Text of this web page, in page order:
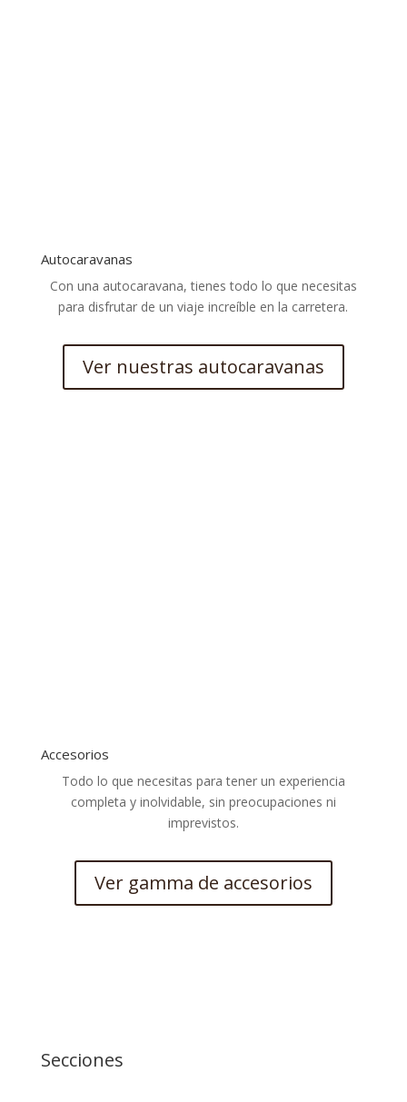
Autocaravanas
Con una autocaravana, tienes todo lo que necesitas
para disfrutar de un viaje increíble en la carretera.
Ver nuestras autocaravanas
Accesorios
Todo lo que necesitas para tener un experiencia
completa y inolvidable, sin preocupaciones ni
imprevistos.
Ver gamma de accesorios
Secciones